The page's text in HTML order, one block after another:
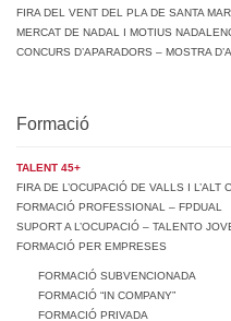
FIRA DEL VENT DEL PLA DE SANTA
MERCAT DE NADAL I MOTIUS
CONCURS D’APARADORS – MOSTRA
Formació
TALENT 45+
FIRA DE L’OCUPACIÓ DE VALLS I L’ALT
FORMACIÓ PROFESSIONAL – FPDUAL
SUPORT A L’OCUPACIÓ – TALENTO
FORMACIÓ PER EMPRESES
FORMACIÓ SUBVENCIONADA
FORMACIÓ “IN COMPANY”
FORMACIÓ PRIVADA